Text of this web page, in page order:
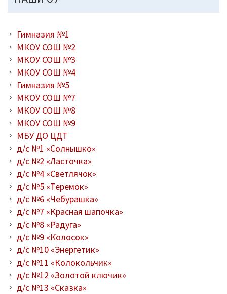
Гимназия №1
МКОУ СОШ №2
МКОУ СОШ №3
МКОУ СОШ №4
Гимназия №5
МКОУ СОШ №7
МКОУ СОШ №8
МКОУ СОШ №9
МБУ ДО ЦДТ
д/с №1 «Солнышко»
д/с №2 «Ласточка»
д/с №4 «Светлячок»
д/с №5 «Теремок»
д/с №6 «Чебурашка»
д/с №7 «Красная шапочка»
д/с №8 «Радуга»
д/с №9 «Колосок»
д/с №10 «Энергетик»
д/с №11 «Колокольчик»
д/с №12 «Золотой ключик»
д/с №13 «Сказка»